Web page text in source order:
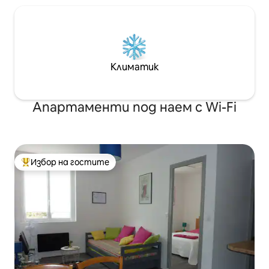
Климатик
Апартаменти под наем с Wi-Fi
Най-популярен избор на гостите
Избор на гостите